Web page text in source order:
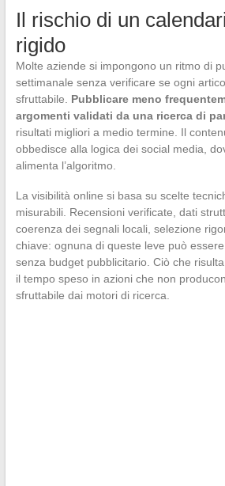
Il rischio di un
rigido
Molte aziende si impongono un ritmo di
settimanale senza verificare se ogni
sfruttabile. Pubblicare meno
argomenti validati da una ricerca di
risultati migliori a medio termine. Il
obbedisce alla logica dei social media,
alimenta l’algoritmo.
La visibilità online si basa su scelte
misurabili. Recensioni verificate, dati
coerenza dei segnali locali, selezione
chiave: ognuna di queste leve può
senza budget pubblicitario. Ciò che
il tempo speso in azioni che non
sfruttabile dai motori di ricerca.